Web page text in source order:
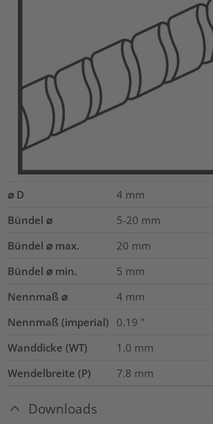
⌀ D 4 mm
Bündel ⌀
5-20 mm
Bündel ⌀ max.
20 mm
Bündel ⌀ min.
5 mm
Nennmaß ⌀
4 mm
Nennmaß (imperial)
0.19 "
Wanddicke (WT)
1.0 mm
Wendelbreite (P)
7.8 mm
Downloads